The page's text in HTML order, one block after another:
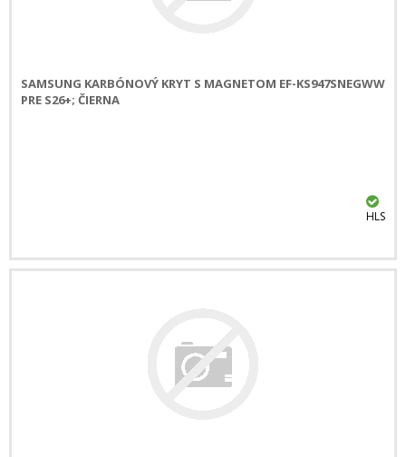
SAMSUNG KARBÓNOVÝ KRYT S MAGNETOM EF-KS947SNEGWW
PRE S26+; ČIERNA
HLS